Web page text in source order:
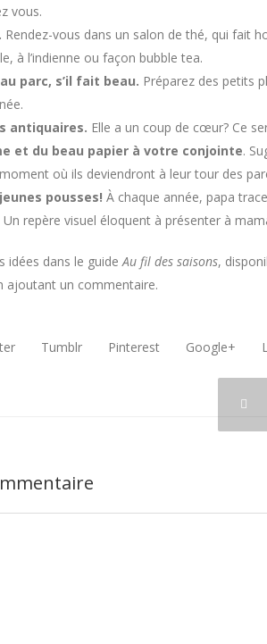
vous.
Rendez-vous dans un salon de thé, qui fait
à l’indienne ou façon bubble tea.
parc, s’il fait beau. Préparez des petits
antiquaires. Elle a un coup de cœur? Ce
et du beau papier à votre conjointe.
où ils deviendront à leur tour des
pousses! À chaque année, papa
repère visuel éloquent à présenter à
idées dans le guideAu fil des saisons,
ajoutant un commentaire.
Tumblr Pinterest Google+